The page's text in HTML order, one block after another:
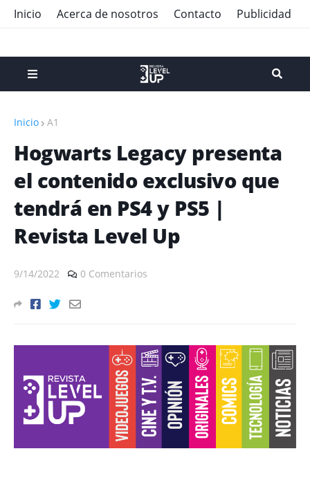
Inicio Acerca de nosotros Contacto Publicidad
Inicio A1
Hogwarts Legacy presenta
el contenido exclusivo que
tendrá en PS4 y PS5 |
Revista Level Up
9/14/2022 0 Comentarios